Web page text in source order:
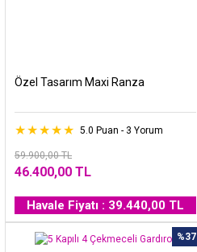
Özel Tasarım Maxi Ranza
5.0 Puan - 3 Yorum
59.900,00 TL
46.400,00 TL
Havale Fiyatı : 39.440,00 TL
%37